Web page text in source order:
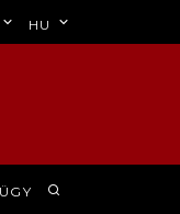
HU